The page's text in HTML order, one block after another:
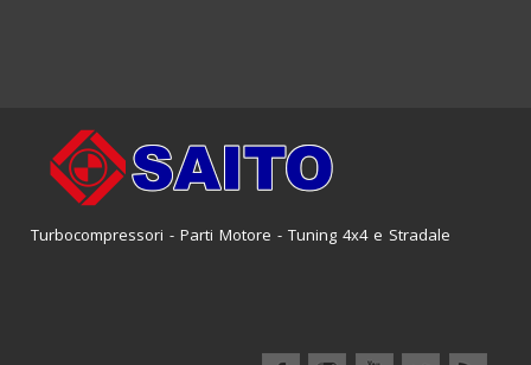
Turbocompressori - Parti Motore - Tuning 4x4 e Stradale